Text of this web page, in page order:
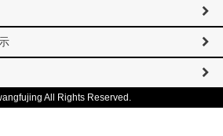
ップ
へ
All Rights Reserved.